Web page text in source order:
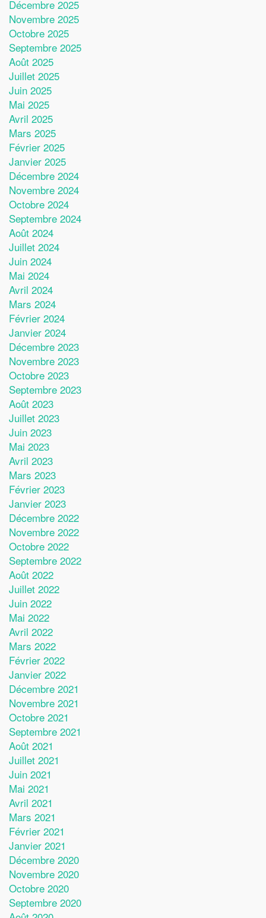
Décembre 2025
Novembre 2025
Octobre 2025
Septembre 2025
Août 2025
Juillet 2025
Juin 2025
Mai 2025
Avril 2025
Mars 2025
Février 2025
Janvier 2025
Décembre 2024
Novembre 2024
Octobre 2024
Septembre 2024
Août 2024
Juillet 2024
Juin 2024
Mai 2024
Avril 2024
Mars 2024
Février 2024
Janvier 2024
Décembre 2023
Novembre 2023
Octobre 2023
Septembre 2023
Août 2023
Juillet 2023
Juin 2023
Mai 2023
Avril 2023
Mars 2023
Février 2023
Janvier 2023
Décembre 2022
Novembre 2022
Octobre 2022
Septembre 2022
Août 2022
Juillet 2022
Juin 2022
Mai 2022
Avril 2022
Mars 2022
Février 2022
Janvier 2022
Décembre 2021
Novembre 2021
Octobre 2021
Septembre 2021
Août 2021
Juillet 2021
Juin 2021
Mai 2021
Avril 2021
Mars 2021
Février 2021
Janvier 2021
Décembre 2020
Novembre 2020
Octobre 2020
Septembre 2020